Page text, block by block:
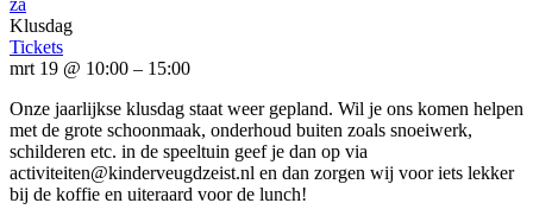
Klusdag
Tickets
mrt 19 @ 10:00 – 15:00
Onze jaarlijkse klusdag staat weer gepland. Wil je ons komen helpen
met de grote schoonmaak, onderhoud buiten zoals snoeiwerk,
schilderen etc. in de speeltuin geef je dan op via
activiteiten@kinderveugdzeist.nl en dan zorgen wij voor iets lekker
bij de koffie en uiteraard voor de lunch!